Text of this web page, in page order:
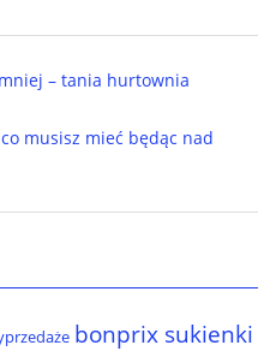
– tania hurtownia
musisz mieć będąc nad
bonprix sukienki